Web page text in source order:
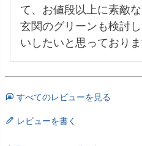
て、お値段以上に素敵
玄関のグリーンも検討
いしたいと思っておりま
すべてのレビューを見る
レビューを書く